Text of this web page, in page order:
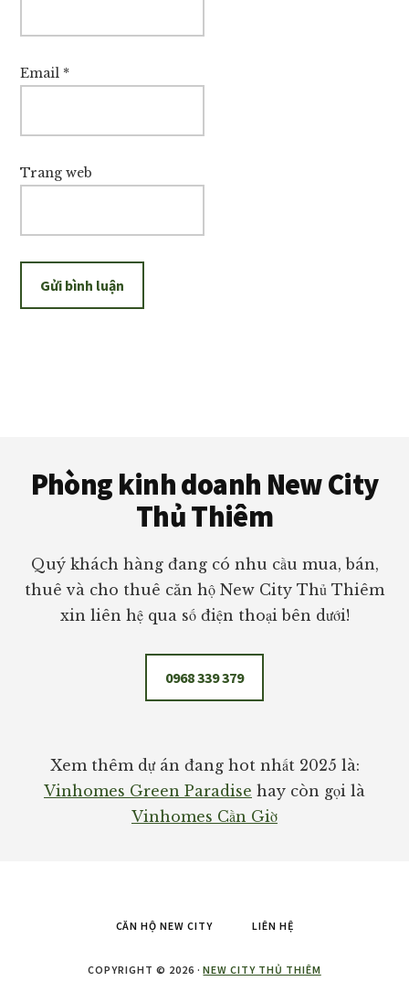
Email *
Trang web
Phòng kinh doanh New City
Thủ Thiêm
Quý khách hàng đang có nhu cầu mua, bán,
thuê và cho thuê căn hộ New City Thủ Thiêm
xin liên hệ qua số điện thoại bên dưới!
0968 339 379
Xem thêm dự án đang hot nhất 2025 là:
Vinhomes Green Paradise hay còn gọi là
Vinhomes Cần Giờ
CĂN HỘ NEW CITY LIÊN HỆ
COPYRIGHT © 2026 ·NEW CITY THỦ THIÊM